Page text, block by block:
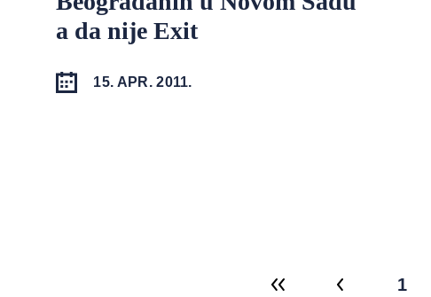
a da nije Exit
15. APR. 2011.
1